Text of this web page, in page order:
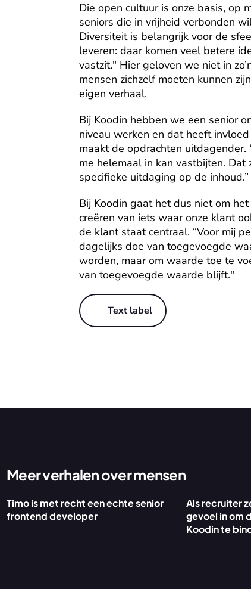
Die open cultuur is onze basis, op
seniors die in vrijheid verbonden
Diversiteit is belangrijk voor de
leveren: daar komen veel betere
vastzit." Hier geloven we niet in
mensen zichzelf moeten kunnen
eigen verhaal.
Bij Koodin hebben we een senior
niveau werken en dat heeft
maakt de opdrachten
me helemaal in kan vastbijten. Dat
specifieke uitdaging op de inhoud.”
Bij Koodin gaat het dus niet om
creëren van iets waar onze klant
de klant staat centraal. “Voor mij
dagelijks doe van toegevoegde
worden, maar om waarde toe te
van toegevoegde waarde blijft."
Text label
Meer verhalen over mensen
Timo is met recht een echte senior
frontend developer
Als recruiter
gevoel in om
Koodin te